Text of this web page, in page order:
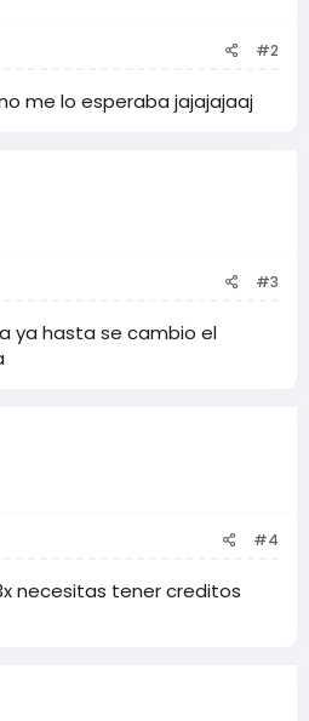
#2
me lo esperaba jajajajaaj
#3
ya hasta se cambio el
#4
necesitas tener creditos